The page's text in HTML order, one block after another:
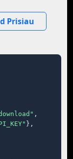
Prisiau
,
},